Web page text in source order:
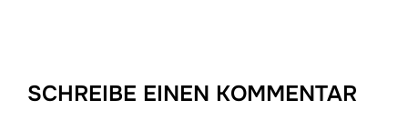
SCHREIBE EINEN KOMMENTAR